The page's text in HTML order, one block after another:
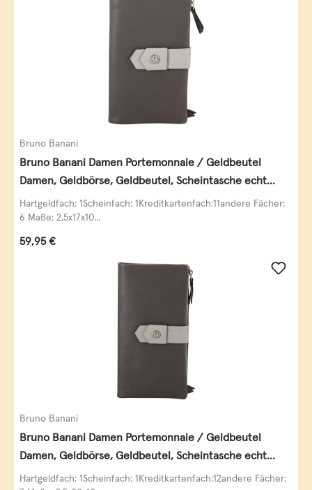
Bruno Banani
Bruno Banani Damen Portemonnaie / Geldbeutel
Damen, Geldbörse, Geldbeutel, Scheintasche echt
Leder
Hartgeldfach: 1Scheinfach: 1Kreditkartenfach:11andere Fächer:
6 Maße: 2,5x17x10...
Regulärer Preis:
59,95 €
Bruno Banani
Bruno Banani Damen Portemonnaie / Geldbeutel
Damen, Geldbörse, Geldbeutel, Scheintasche echt
Leder
Hartgeldfach: 1Scheinfach: 1Kreditkartenfach:12andere Fächer: